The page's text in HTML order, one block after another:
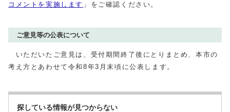
コメントを実施します 」をご確認ください。
ご意見等の公表について
いただいたご意見は、受付期間終了後にとりまとめ、本市の
考え方とあわせて令和8年3月末頃に公表します。
探している情報が見つからない